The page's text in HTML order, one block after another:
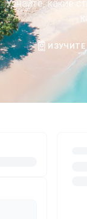
Узнайте, какие